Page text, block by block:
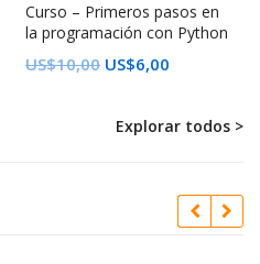
Curso – Primeros pasos en
la programación con Python
US$10,00 US$6,00
Explorar todos >